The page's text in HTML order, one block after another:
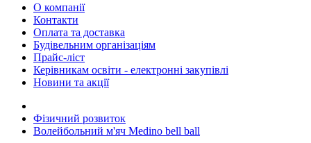
О компанії
Контакти
Оплата та доставка
Будівельним організаціям
Прайс-ліст
Керівникам освіти - електронні закупівлі
Новини та акції
Фізичний розвиток
Волейбольний м'яч Medino bell ball